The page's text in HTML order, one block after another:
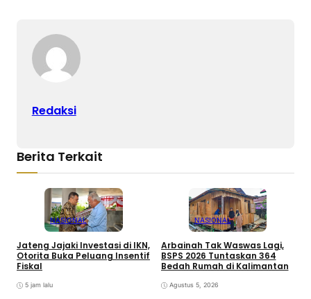
Redaksi
Berita Terkait
NASIONAL
Jateng Jajaki Investasi di IKN,
Otorita Buka Peluang Insentif
Fiskal
5 jam lalu
NASIONAL
Arbainah Tak Waswas Lagi,
BSPS 2026 Tuntaskan 364
Bedah Rumah di Kalimantan
Agustus 5, 2026